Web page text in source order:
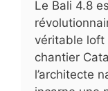
Le Bali 4.8
véritable loft
chantier
l’architecte